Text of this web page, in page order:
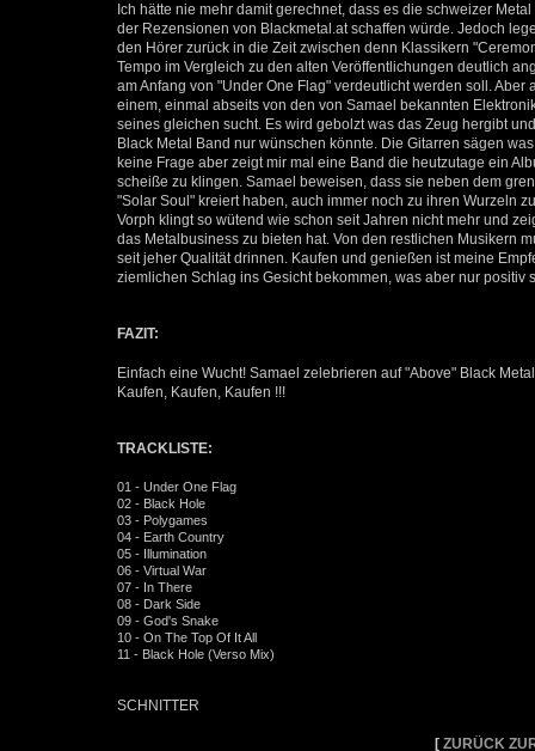
Ich hätte nie mehr damit gerechnet, dass es die schweizer
der Rezensionen von Blackmetal.at schaffen würde. Jedoch
den Hörer zurück in die Zeit zwischen denn Klassikern
Tempo im Vergleich zu den alten Veröffentlichungen deutlich
am Anfang von "Under One Flag" verdeutlicht werden soll.
einem, einmal abseits von den von Samael bekannten
seines gleichen sucht. Es wird gebolzt was das Zeug hergibt
Black Metal Band nur wünschen könnte. Die Gitarren sägen
keine Frage aber zeigt mir mal eine Band die heutzutage ein
scheiße zu klingen. Samael beweisen, dass sie neben dem
"Solar Soul" kreiert haben, auch immer noch zu ihren Wurzeln
Vorph klingt so wütend wie schon seit Jahren nicht mehr und
das Metalbusiness zu bieten hat. Von den restlichen Musikern
seit jeher Qualität drinnen. Kaufen und genießen ist meine
ziemlichen Schlag ins Gesicht bekommen, was aber nur positiv
FAZIT:
Einfach eine Wucht! Samael zelebrieren auf "Above" Black
Kaufen, Kaufen, Kaufen !!!
TRACKLISTE:
01 - Under One Flag
02 - Black Hole
03 - Polygames
04 - Earth Country
05 - Illumination
06 - Virtual War
07 - In There
08 - Dark Side
09 - God's Snake
10 - On The Top Of It All
11 - Black Hole (Verso Mix)
SCHNITTER
[ ZURÜCK